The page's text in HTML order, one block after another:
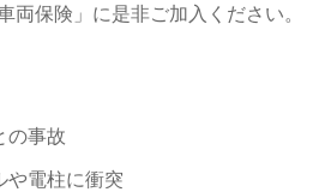
両保険」に是非ご加入ください。
の事故
や電柱に衝突